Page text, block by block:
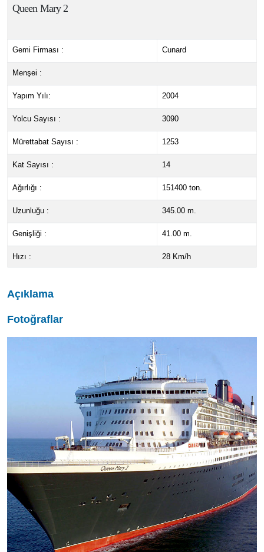
Queen Mary 2
Gemi Firması : Cunard
Menşei :
Yapım Yılı: 2004
Yolcu Sayısı : 3090
Mürettabat Sayısı : 1253
Kat Sayısı : 14
Ağırlığı : 151400 ton.
Uzunluğu : 345.00 m.
Genişliği : 41.00 m.
Hızı : 28 Km/h
Açıklama
Fotoğraflar